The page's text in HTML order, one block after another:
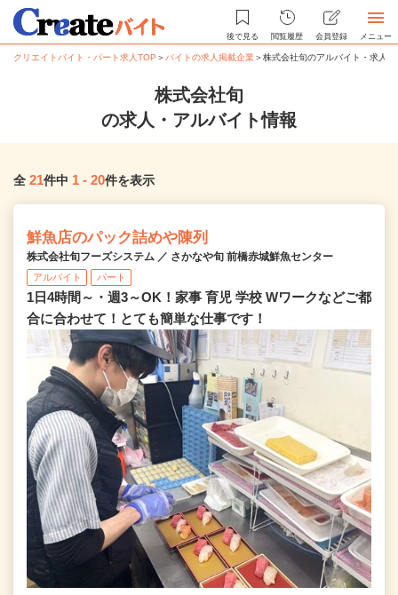
後で見る 閲覧履歴 会員登録 メニュー
クリエイトバイト・パート求人TOP ＞ バイトの求人掲載企業＞株式会社旬のアルバイト・求人情
株式会社旬
の求人・アルバイト情報
全 21件中 1 - 20件を表示
鮮魚店のパック詰めや陳列
株式会社旬フーズシステム ／ さかなや旬 前橋赤城鮮魚センター
アルバイト パート
1日4時間～・週3～OK！家事 育児 学校 Wワークなどご都
合に合わせて！とても簡単な仕事です！